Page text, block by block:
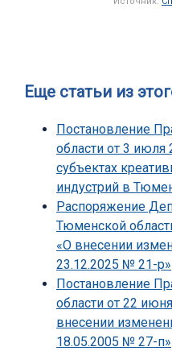
Еще статьи из
Постановление
области от 3
субъектах
индустрий в
Распоряжение
Тюменской
«О внесении
23.12.2025 № 21-р»
Постановление
области от 22
внесении
18.05.2005 № 27-п»